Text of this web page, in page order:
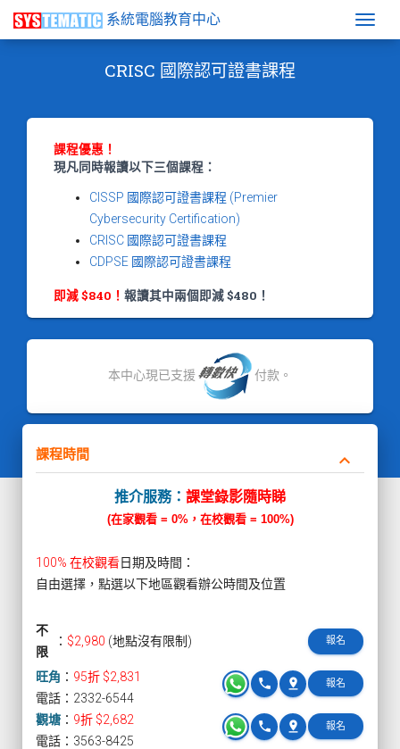
系統電腦教育中心
CRISC 國際認可證書課程
課程優惠！
現凡同時報讀以下三個課程：
CISSP 國際認可證書課程 (Premier
Cybersecurity Certification)
CRISC 國際認可證書課程
CDPSE 國際認可證書課程
即減 $840！ 報讀其中兩個即減 $480！
本中心現已支援 付款。
課程時間 keyboard_arrow_down
推介服務： 課堂錄影隨時睇
(在家觀看 = 0%，在校觀看 = 100%)
100% 在校觀看日期及時間：
自由選擇，點選以下地區觀看辦公時間及位置
不
限
： $2,980 (地點沒有限制) 報名
旺角 ： 95折 $2,831 報名
pin_drop
phone
電話：2332-6544
觀塘 ： 9折 $2,682 報名
pin_drop
phone
電話：3563-8425